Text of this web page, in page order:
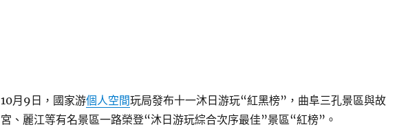
10月9日，國家游個人空間玩局發布十一沐日游玩“紅黑榜”，曲阜三孔景區與故
宮、麗江等有名景區一路榮登“沐日游玩綜合次序最佳”景區“紅榜”。